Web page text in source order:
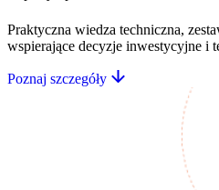
Praktyczna wiedza techniczna,
wspierające decyzje inwestycyjne i
Poznaj szczegóły